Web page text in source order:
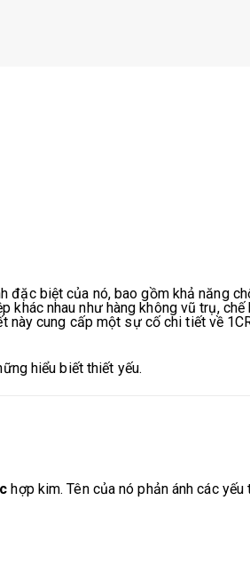
biệt của nó, bao gồm khả năng
nhau như hàng không vũ trụ, chế
cung cấp một sự cố chi tiết về
hiểu biết thiết yếu.
hợp kim. Tên của nó phản ánh các yếu